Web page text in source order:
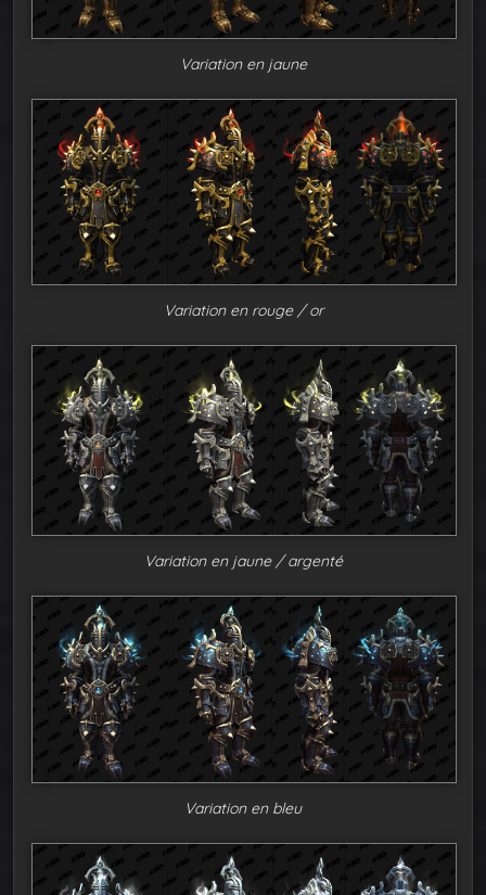
Variation en jaune
Variation en rouge / or
Variation en jaune / argenté
Variation en bleu